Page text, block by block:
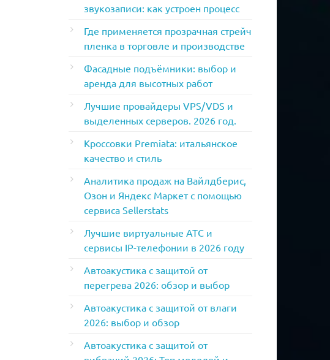
звукозаписи: как устроен процесс
Где применяется прозрачная стрейч
пленка в торговле и производстве
Фасадные подъёмники: выбор и
аренда для высотных работ
Лучшие провайдеры VPS/VDS и
выделенных серверов. 2026 год.
Кроссовки Premiata: итальянское
качество и стиль
Аналитика продаж на Вайлдберис,
Озон и Яндекс Маркет с помощью
сервиса Sellerstats
Лучшие виртуальные АТС и
сервисы IP-телефонии в 2026 году
Автоакустика с защитой от
перегрева 2026: обзор и выбор
Автоакустика с защитой от влаги
2026: выбор и обзор
Автоакустика с защитой от